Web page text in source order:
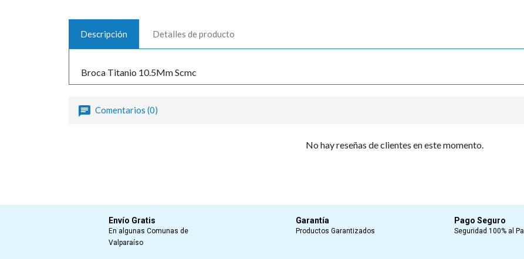
Descripción Detalles de producto
Broca Titanio 10.5Mm Scmc
Comentarios (0)
No hay reseñas de clientes en este momento.
Envío Gratis
En algunas Comunas de
Valparaíso
Garantía
Productos Garantizados
Pago Seguro
Seguridad 100% al